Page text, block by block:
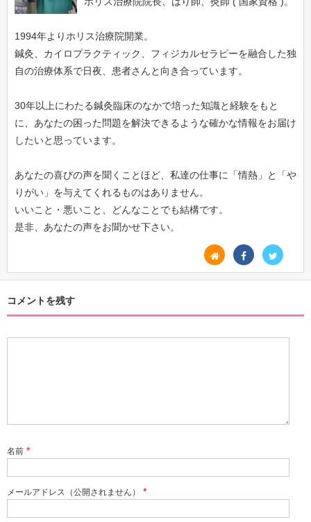
1994年よりホリス治療院開業。
鍼灸、カイロプラクティック、フィジカルセラピーを融合した独
自の治療体系で日夜、患者さんと向き合っています。
30年以上にわたる鍼灸臨床のなかで培った知識と経験をもと
に、あなたの困った問題を解決できるような確かな情報をお届け
したいと思っています。
あなたの喜びの声を聞くことほど、私達の仕事に「情熱」と「や
りがい」を与えてくれるものはありません。
いいこと・悪いこと、どんなことでも結構です。
是非、あなたの声をお聞かせ下さい。
コメントを残す
名前 *
メールアドレス（公開されません） *